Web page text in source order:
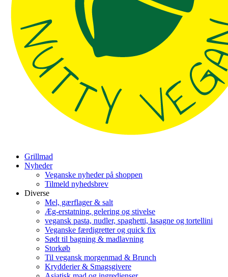
Grillmad
Nyheder
Veganske nyheder på shoppen
Tilmeld nyhedsbrev
Diverse
Mel, gærflager & salt
Æg-erstatning, gelering og stivelse
vegansk pasta, nudler, spaghetti, lasagne og tortellini
Veganske færdigretter og quick fix
Sødt til bagning & madlavning
Storkøb
Til vegansk morgenmad & Brunch
Krydderier & Smagsgivere